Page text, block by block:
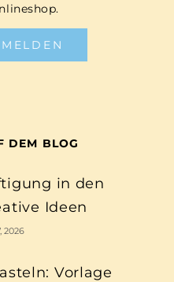
DEM BLOG
in den
Ideen
2026
Vorlage